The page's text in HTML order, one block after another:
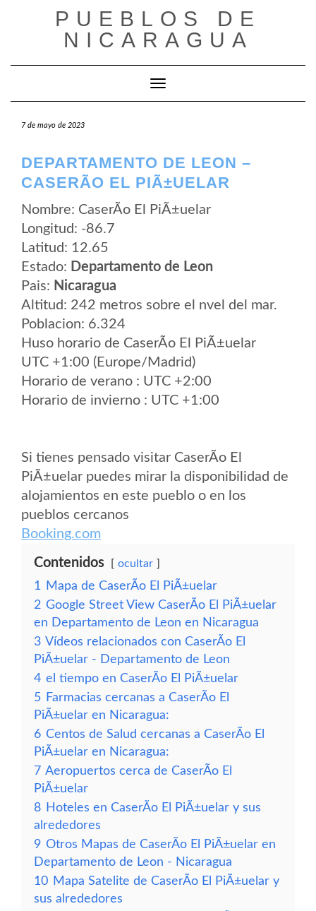
PUEBLOS DE
NICARAGUA
Cambiar modo de navegación
7 de mayo de 2023
DEPARTAMENTO DE LEON –
CASERÃ­O EL PIÃ±UELAR
Nombre: CaserÃ­o El PiÃ±uelar
Longitud: -86.7
Latitud: 12.65
Estado: Departamento de Leon
Pais: Nicaragua
Altitud: 242 metros sobre el nvel del mar.
Poblacion: 6.324
Huso horario de CaserÃ­o El PiÃ±uelar
UTC +1:00 (Europe/Madrid)
Horario de verano : UTC +2:00
Horario de invierno : UTC +1:00
Si tienes pensado visitar CaserÃ­o El
PiÃ±uelar puedes mirar la disponibilidad de
alojamientos en este pueblo o en los
pueblos cercanos
Booking.com
Contenidos ocultar
1
Mapa de CaserÃ­o El PiÃ±uelar
2 Google Street View CaserÃ­o El PiÃ±uelar
en Departamento de Leon en Nicaragua
3 Vídeos relacionados con CaserÃ­o El
PiÃ±uelar - Departamento de Leon
4 el tiempo en CaserÃ­o El PiÃ±uelar
5 Farmacias cercanas a CaserÃ­o El
PiÃ±uelar en Nicaragua:
6 Centos de Salud cercanas a CaserÃ­o El
PiÃ±uelar en Nicaragua:
7 Aeropuertos cerca de CaserÃ­o El
PiÃ±uelar
8 Hoteles en CaserÃ­o El PiÃ±uelar y sus
alrededores
9 Otros Mapas de CaserÃ­o El PiÃ±uelar en
Departamento de Leon - Nicaragua
10 Mapa Satelite de CaserÃ­o El PiÃ±uelar y
sus alrededores